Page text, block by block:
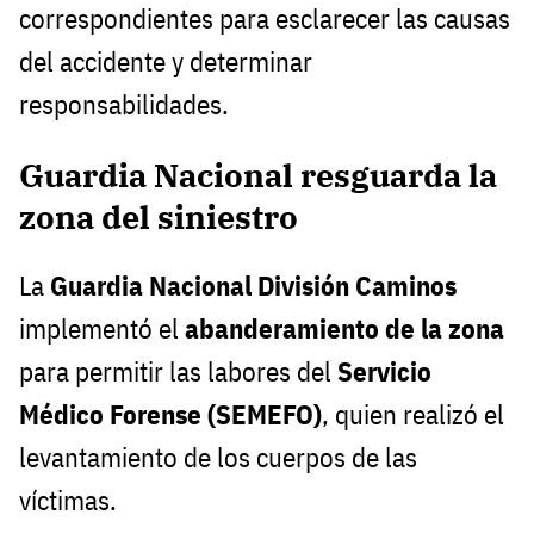
correspondientes para esclarecer las causas
del accidente y determinar
responsabilidades.
Guardia Nacional resguarda la
zona del siniestro
La Guardia Nacional División Caminos
implementó el abanderamiento de la zona
para permitir las labores del Servicio
Médico Forense (SEMEFO), quien realizó el
levantamiento de los cuerpos de las
víctimas.